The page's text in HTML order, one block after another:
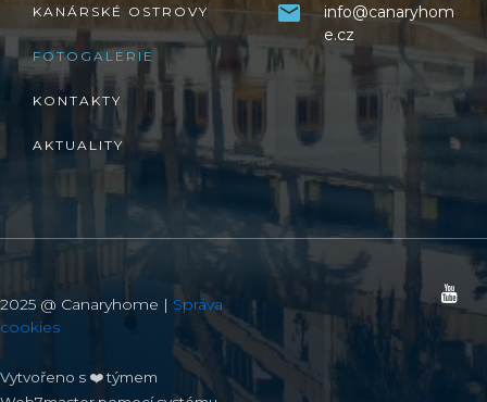
KANÁRSKÉ OSTROVY
FOTOGALERIE
KONTAKTY
AKTUALITY
info@canaryhom
e.cz
2025 @ Canaryhome | Správa
cookies
Vytvořeno s ❤️ týmem